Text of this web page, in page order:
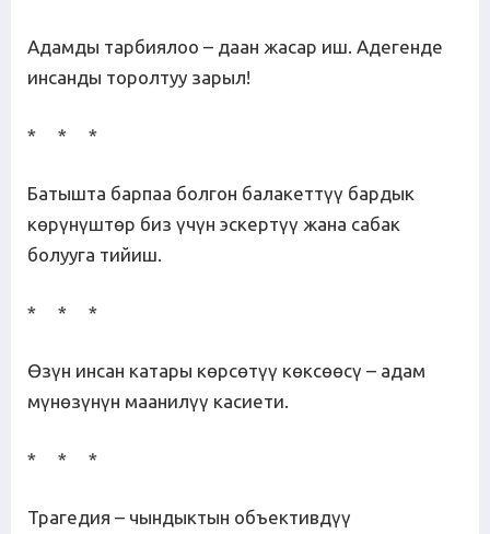
Адамды тарбиялоо – даан жасар иш. Адегенде
инсанды торолтуу зарыл!
* * *
Батышта барпаа болгон балакеттүү бардык
көрүнүштөр биз үчүн эскертүү жана сабак
болууга тийиш.
* * *
Өзүн инсан катары көрсөтүү көксөөсү – адам
мүнөзүнүн маанилүү касиети.
* * *
Трагедия – чындыктын объективдүү